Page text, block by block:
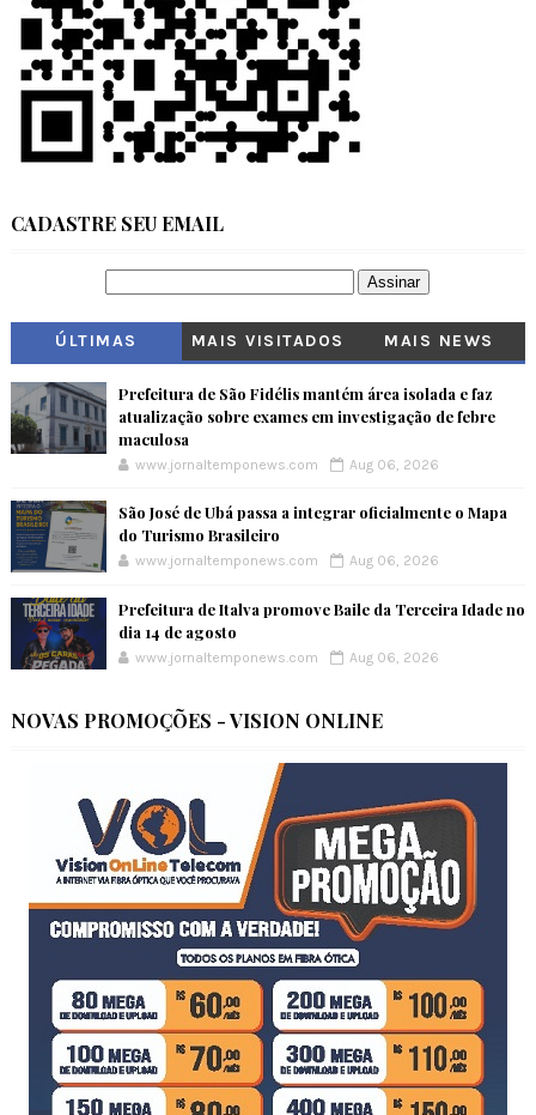
CADASTRE SEU EMAIL
ÚLTIMAS MAIS VISITADOS MAIS NEWS
Prefeitura de São Fidélis mantém área isolada e faz
atualização sobre exames em investigação de febre
maculosa
www.jornaltemponews.com Aug 06, 2026
São José de Ubá passa a integrar oficialmente o Mapa
do Turismo Brasileiro
www.jornaltemponews.com Aug 06, 2026
Prefeitura de Italva promove Baile da Terceira Idade no
dia 14 de agosto
www.jornaltemponews.com Aug 06, 2026
NOVAS PROMOÇÕES - VISION ONLINE